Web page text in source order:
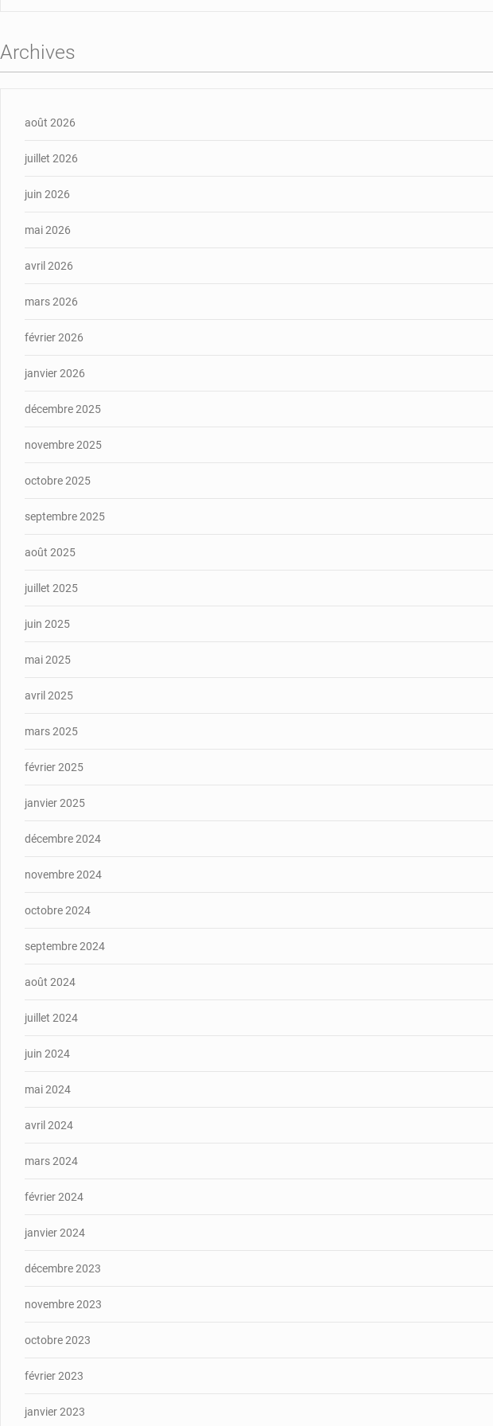
Archives
août 2026
juillet 2026
juin 2026
mai 2026
avril 2026
mars 2026
février 2026
janvier 2026
décembre 2025
novembre 2025
octobre 2025
septembre 2025
août 2025
juillet 2025
juin 2025
mai 2025
avril 2025
mars 2025
février 2025
janvier 2025
décembre 2024
novembre 2024
octobre 2024
septembre 2024
août 2024
juillet 2024
juin 2024
mai 2024
avril 2024
mars 2024
février 2024
janvier 2024
décembre 2023
novembre 2023
octobre 2023
février 2023
janvier 2023